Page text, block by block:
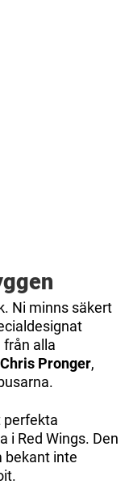
Ni minns säkert
alla
Chris Pronger,
perfekta
i Red Wings. Den
bekant inte